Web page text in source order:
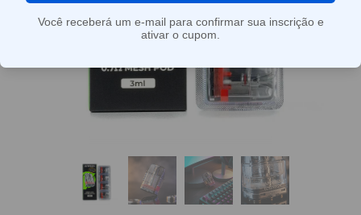
Você receberá um e-mail para confirmar sua inscrição e
ativar o cupom.